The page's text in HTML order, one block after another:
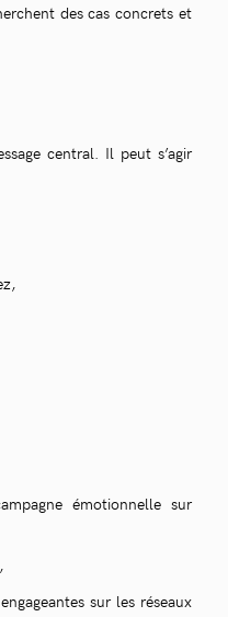
des cas concrets et
central. Il peut s’agir
émotionnelle sur
sur les réseaux